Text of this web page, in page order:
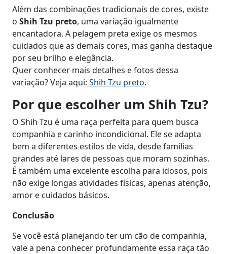
Além das combinações tradicionais de cores, existe
o Shih Tzu preto, uma variação igualmente
encantadora. A pelagem preta exige os mesmos
cuidados que as demais cores, mas ganha destaque
por seu brilho e elegância.
Quer conhecer mais detalhes e fotos dessa
variação? Veja aqui: Shih Tzu preto.
Por que escolher um Shih Tzu?
O Shih Tzu é uma raça perfeita para quem busca
companhia e carinho incondicional. Ele se adapta
bem a diferentes estilos de vida, desde famílias
grandes até lares de pessoas que moram sozinhas.
É também uma excelente escolha para idosos, pois
não exige longas atividades físicas, apenas atenção,
amor e cuidados básicos.
Conclusão
Se você está planejando ter um cão de companhia,
vale a pena conhecer profundamente essa raça tão